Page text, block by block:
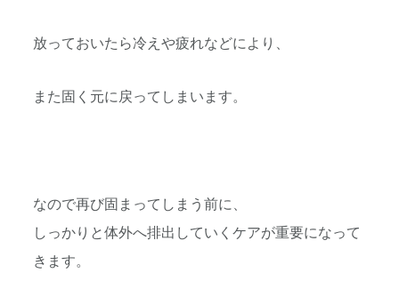
放っておいたら冷えや疲れなどにより、
また固く元に戻ってしまいます。
なので再び固まってしまう前に、
しっかりと体外へ排出していくケアが重要になって
きます。